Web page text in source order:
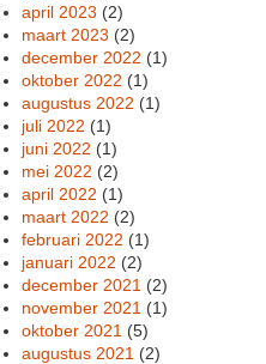
april 2023 (2)
maart 2023 (2)
december 2022 (1)
oktober 2022 (1)
augustus 2022 (1)
juli 2022 (1)
juni 2022 (1)
mei 2022 (2)
april 2022 (1)
maart 2022 (2)
februari 2022 (1)
januari 2022 (2)
december 2021 (2)
november 2021 (1)
oktober 2021 (5)
augustus 2021 (2)